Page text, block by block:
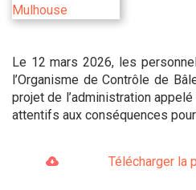
Le 12 mars 2026, les
l’Organisme de Contrôle de
projet de l’administration
attentifs aux conséquences pour
Télécharger la